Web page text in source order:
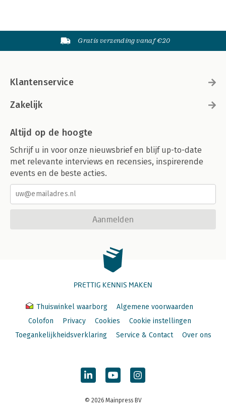
Gratis verzending vanaf €20
Klantenservice
Zakelijk
Altijd op de hoogte
Schrijf u in voor onze nieuwsbrief en blijf up-to-date
met relevante interviews en recensies, inspirerende
events en de beste acties.
Aanmelden
PRETTIG KENNIS MAKEN
Thuiswinkel waarborg
Algemene voorwaarden
Colofon
Privacy Cookies
Cookie instellingen
Toegankelijkheidsverklaring
Service & Contact Over ons
© 2026 Mainpress BV